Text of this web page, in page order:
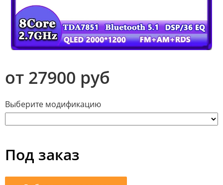
от 27900 руб
Выберите модификацию
Под заказ